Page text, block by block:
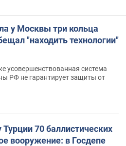
у Москвы три кольца
"находить технологии"
усовершенствованная система
РФ не гарантирует защиты от
70 баллистических
вооружение: в Госдепе